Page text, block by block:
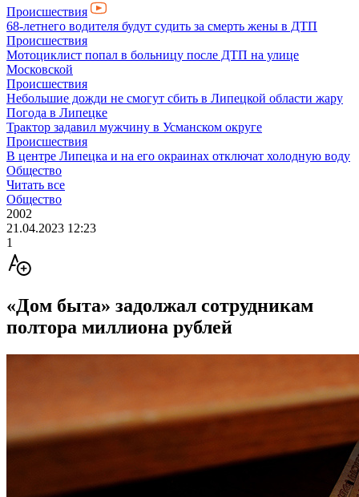
Происшествия
68-летнего водителя будут судить за смерть жены в ДТП
Происшествия
Мотоциклист попал в больницу после ДТП на улице
Московской
Происшествия
Небольшие дожди не смогут сбить в Липецкой области жару
Погода в Липецке
Трактор задавил мужчину в Усманском округе
Происшествия
В центре Липецка и на его окраинах отключат холодную воду
Общество
Читать все
Общество
2002
21.04.2023 12:23
1
«Дом быта» задолжал сотрудникам
полтора миллиона рублей